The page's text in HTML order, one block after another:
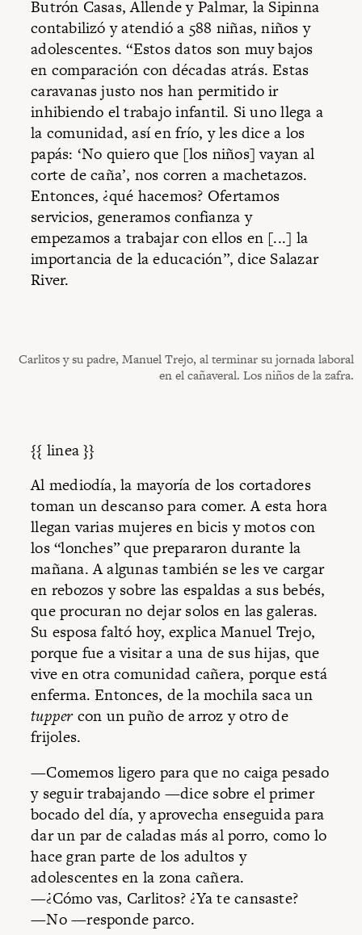
Butrón Casas, Allende y Palmar, la Sipinna
contabilizó y atendió a 588 niñas, niños y
adolescentes. “Estos datos son muy bajos
en comparación con décadas atrás. Estas
caravanas justo nos han permitido ir
inhibiendo el trabajo infantil. Si uno llega a
la comunidad, así en frío, y les dice a los
papás: ‘No quiero que [los niños] vayan al
corte de caña’, nos corren a machetazos.
Entonces, ¿qué hacemos? Ofertamos
servicios, generamos confianza y
empezamos a trabajar con ellos en [...] la
importancia de la educación”, dice Salazar
River.
Carlitos y su padre, Manuel Trejo, al terminar su jornada laboral
en el cañaveral. Los niños de la zafra.
{{ linea }}
Al mediodía, la mayoría de los cortadores
toman un descanso para comer. A esta hora
llegan varias mujeres en bicis y motos con
los “lonches” que prepararon durante la
mañana. A algunas también se les ve cargar
en rebozos y sobre las espaldas a sus bebés,
que procuran no dejar solos en las galeras.
Su esposa faltó hoy, explica Manuel Trejo,
porque fue a visitar a una de sus hijas, que
vive en otra comunidad cañera, porque está
enferma. Entonces, de la mochila saca un
tuppercon un puño de arroz y otro de
frijoles.
—Comemos ligero para que no caiga pesado
y seguir trabajando —dice sobre el primer
bocado del día, y aprovecha enseguida para
dar un par de caladas más al porro, como lo
hace gran parte de los adultos y
adolescentes en la zona cañera.
—¿Cómo vas, Carlitos? ¿Ya te cansaste?
—No —responde parco.